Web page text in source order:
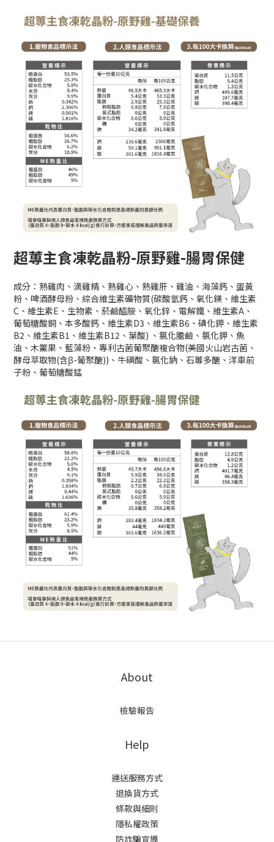
超蓴主食凍乾晶粉-原野雞-腸胃保健
成分：熟雞肉、滴雞精、熟雞心、熟雞肝、雞油、海藻鈣、蛋黃
粉、啤酒酵母粉、綜合維生素礦物質(碳酸氫鈣、氧化鎂、維生素
C、維生素E、生物素、菸鹼醯胺、氧化鋅、電解鐵、維生素A、
葡萄糖酸銅、本多酸鈣、維生素D3、維生素B6、碘化鉀、維生素
B2、維生素B1、維生素B12、葉酸) 、氯化膽鹼、氯化鉀、魚
油、木鱉果、藍藻粉、專利古菌葡聚醣複合物(美國火山岩古菌、
酵母萃取物(含β-葡聚醣))、牛磺酸、氯化鈉、石蓴多醣、洋車前
子粉、葡萄糖酸錳
About
檢驗報告
Help
運送服務方式
退換貨方式
條款與細則
隱私權政策
防詐騙宣導